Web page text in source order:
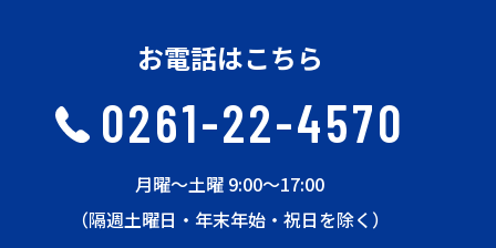
お電話はこちら
0261-22-4570
月曜〜土曜 9:00〜17:00
（隔週土曜日・年末年始・祝日を除く）